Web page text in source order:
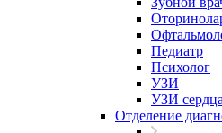
Педиатр
Психолог
УЗИ
УЗИ
Отделение